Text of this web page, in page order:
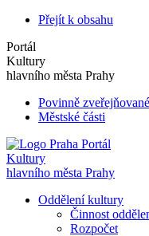
Přejít k obsahu
Portál
Kultury
hlavního města Prahy
Povinně
Městské části
Portál
Kultury
hlavního města Prahy
Oddělení kultury
Činnost
Rozpočet